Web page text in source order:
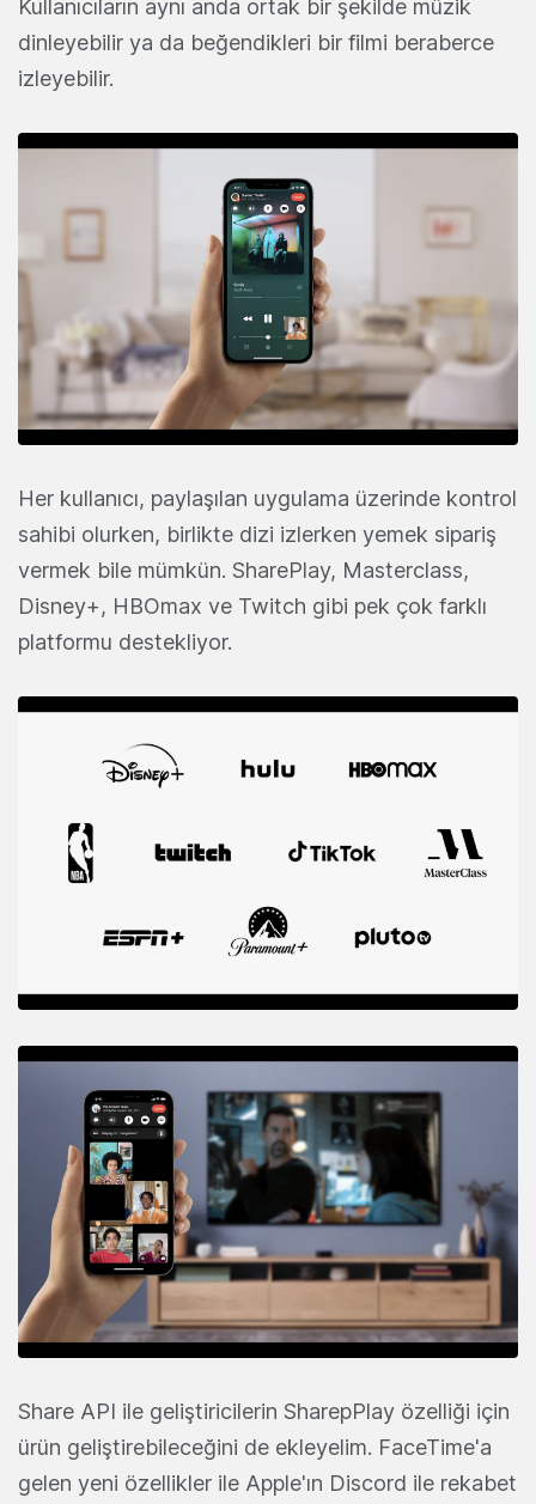
Kullanıcıların aynı anda ortak bir şekilde müzik
dinleyebilir ya da beğendikleri bir filmi beraberce
izleyebilir.
Her kullanıcı, paylaşılan uygulama üzerinde kontrol
sahibi olurken, birlikte dizi izlerken yemek sipariş
vermek bile mümkün. SharePlay, Masterclass,
Disney+, HBOmax ve Twitch gibi pek çok farklı
platformu destekliyor.
Share API ile geliştiricilerin SharepPlay özelliği için
ürün geliştirebileceğini de ekleyelim. FaceTime'a
gelen yeni özellikler ile Apple'ın Discord ile rekabet